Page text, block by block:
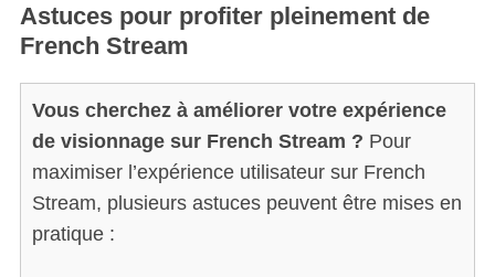
Astuces pour profiter pleinement de
French Stream
Vous cherchez à améliorer votre expérience
de visionnage sur French Stream ? Pour
maximiser l’expérience utilisateur sur French
Stream, plusieurs astuces peuvent être mises en
pratique :